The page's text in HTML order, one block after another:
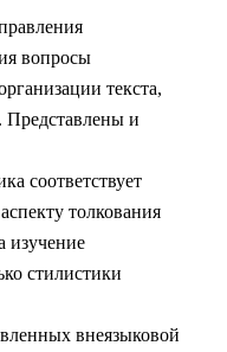
вопросы
текста,
Представлены и
соответствует
толкования
изучение
стилистики
внеязыковой